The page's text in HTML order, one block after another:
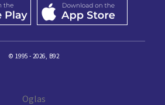
© 1995 - 2026, B92